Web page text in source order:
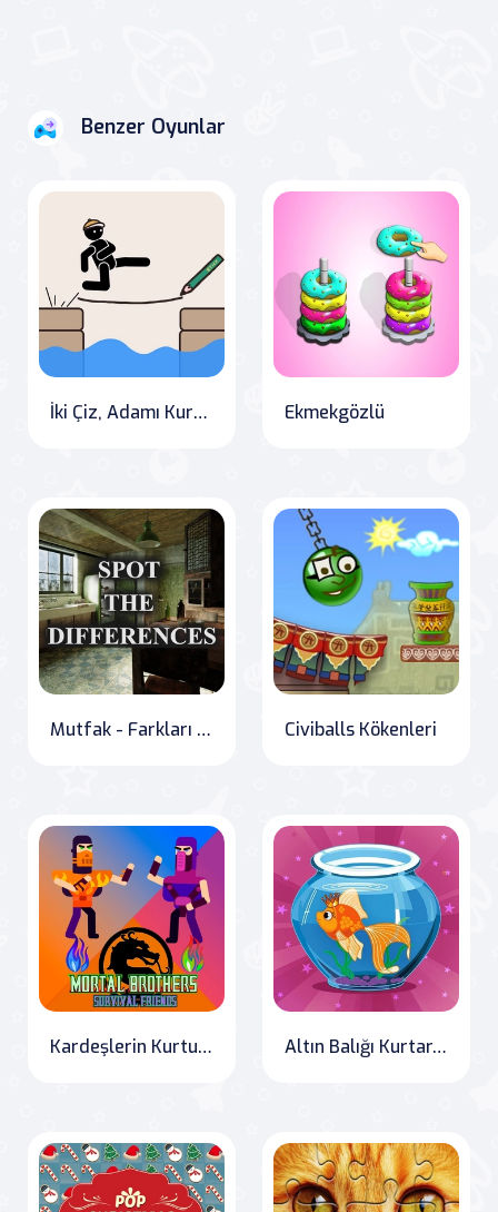
Benzer Oyunlar
İki Çiz, Adamı Kurtar Ekmekgözlü
Mutfak - Farkları Bul Civiballs Kökenleri
Kardeşlerin Kurtulması: Ölümlü Kardeşlerin Zorlu Macerası Altın Balığı Kurtar,Oda arkadaşınız kötü ve altın balıklarını ızgara yapmanın zamanının geldiğine karar verdi. Onları gökyüzündeki altın balık kasesine kızartmadan önce Kurtarın!